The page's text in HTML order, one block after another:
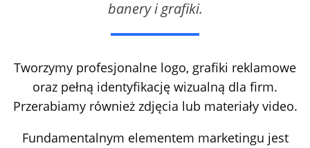
banery i grafiki.
Tworzymy profesjonalne logo, grafiki reklamowe
oraz pełną identyfikację wizualną dla firm.
Przerabiamy również zdjęcia lub materiały video.
Fundamentalnym elementem marketingu jest